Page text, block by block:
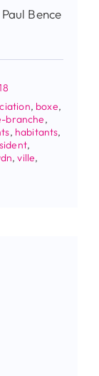
Bence
, boxe,
branche,
, habitants,
,
,ville,